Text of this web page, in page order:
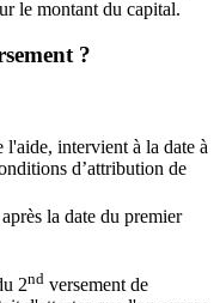
le montant du capital.
?
intervient à la date à
d’attribution de
la date du premier
2nd versement de